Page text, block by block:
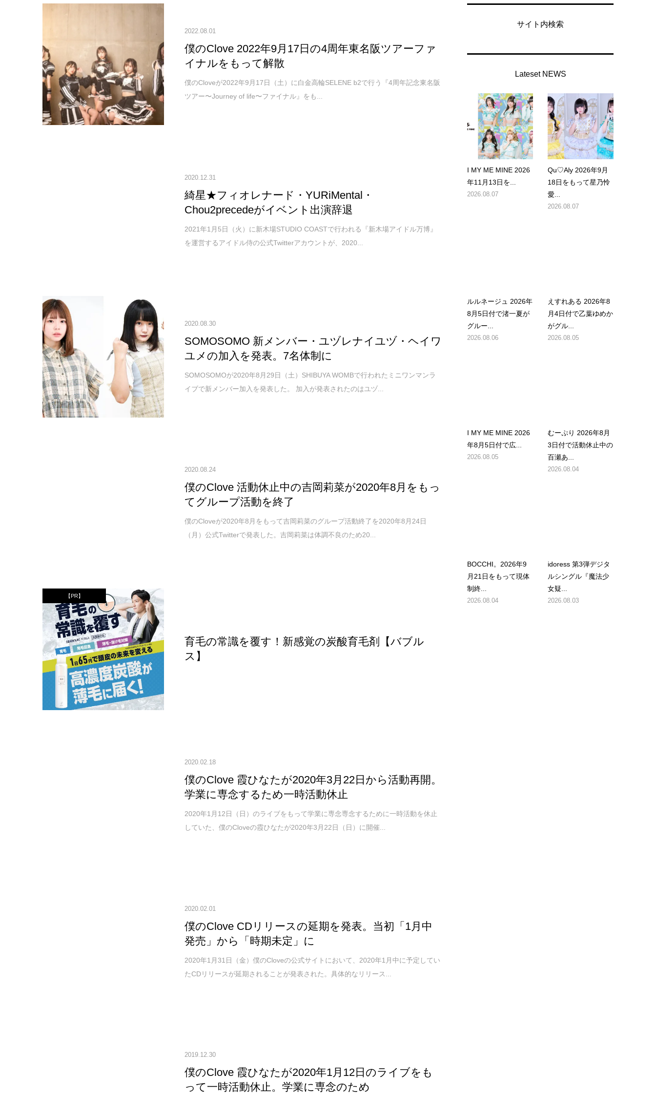
2022.08.01
僕のClove 2022年9月17日の4周年東名阪ツアーファ
イナルをもって解散
僕のCloveが2022年9月17日（土）に白金高輪SELENE b2で行う『4周年記念東名阪
ツアー〜Journey of life〜ファイナル』をも...
2020.12.31
綺星★フィオレナード・YURiMental・
Chou2precedeがイベント出演辞退
2021年1月5日（火）に新木場STUDIO COASTで行われる『新木場アイドル万博』
を運営するアイドル侍の公式Twitterアカウントが、2020...
2020.08.30
SOMOSOMO 新メンバー・ユヅレナイユヅ・ヘイワ
ユメの加入を発表。7名体制に
SOMOSOMOが2020年8月29日（土）SHIBUYA WOMBで行われたミニワンマンラ
イブで新メンバー加入を発表した。 加入が発表されたのはユヅ...
2020.08.24
僕のClove 活動休止中の吉岡莉菜が2020年8月をもっ
てグループ活動を終了
僕のCloveが2020年8月をもって吉岡莉菜のグループ活動終了を2020年8月24日
（月）公式Twitterで発表した。吉岡莉菜は体調不良のため20...
【PR】
育毛の常識を覆す！新感覚の炭酸育毛剤【バブル
ス】
2020.02.18
僕のClove 霞ひなたが2020年3月22日から活動再開。
学業に専念するため一時活動休止
2020年1月12日（日）のライブをもって学業に専念専念するために一時活動を休止
していた、僕のCloveの霞ひなたが2020年3月22日（日）に開催...
2020.02.01
僕のClove CDリリースの延期を発表。当初「1月中
発売」から「時期未定」に
2020年1月31日（金）僕のCloveの公式サイトにおいて、2020年1月中に予定してい
たCDリリースが延期されることが発表された。具体的なリリース...
2019.12.30
僕のClove 霞ひなたが2020年1月12日のライブをも
って一時活動休止。学業に専念のため
サイト内検索
Lateset NEWS
I MY ME MINE 2026
年11月13日を...
2026.08.07
Qu♡Aly 2026年9月
18日をもって星乃怜
愛...
2026.08.07
ルルネージュ 2026年
8月5日付で渚一夏が
グルー...
2026.08.06
えすれある 2026年8
月4日付で乙葉ゆめか
がグル...
2026.08.05
I MY ME MINE 2026
年8月5日付で広...
2026.08.05
むーぷり 2026年8月
3日付で活動休止中の
百瀬あ...
2026.08.04
BOCCHI。2026年9
月21日をもって現体
制終...
2026.08.04
idoress 第3弾デジタ
ルシングル『魔法少
女疑...
2026.08.03